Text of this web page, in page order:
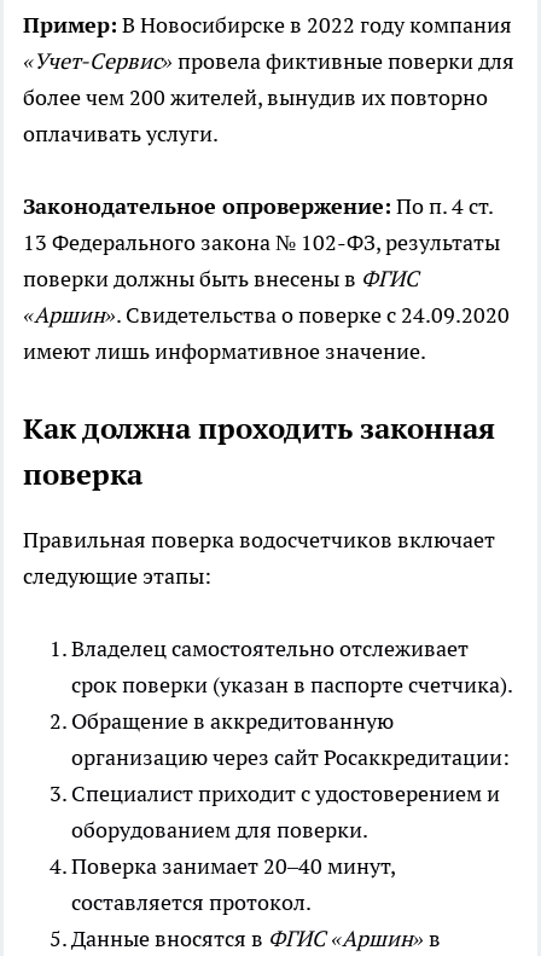
Пример: В Новосибирске в 2022 году компания
«Учет-Сервис» провела фиктивные поверки для
более чем 200 жителей, вынудив их повторно
оплачивать услуги.
Законодательное опровержение: По п. 4 ст.
13 Федерального закона № 102-ФЗ, результаты
поверки должны быть внесены в ФГИС
«Аршин». Свидетельства о поверке с 24.09.2020
имеют лишь информативное значение.
Как должна проходить законная
поверка
Правильная поверка водосчетчиков включает
следующие этапы:
Владелец самостоятельно отслеживает
срок поверки (указан в паспорте счетчика).
Обращение в аккредитованную
организацию через сайт Росаккредитации:
Специалист приходит с удостоверением и
оборудованием для поверки.
Поверка занимает 20–40 минут,
составляется протокол.
Данные вносятся в ФГИС «Аршин» в